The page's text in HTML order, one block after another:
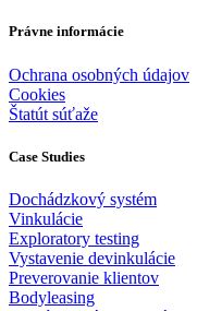
Právne informácie
Ochrana osobných údajov
Cookies
Štatút súťaže
Case Studies
Dochádzkový systém
Vinkulácie
Exploratory testing
Vystavenie devinkulácie
Preverovanie klientov
Bodyleasing